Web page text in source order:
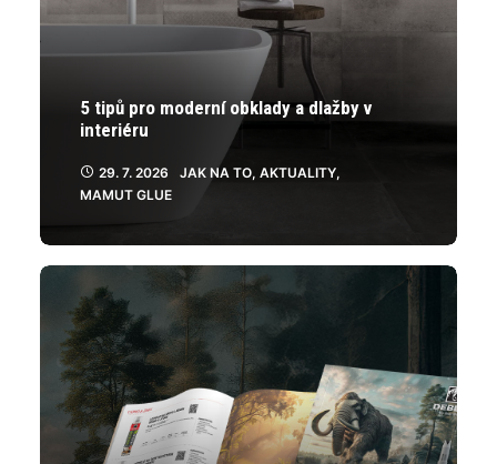
5 tipů pro moderní obklady a dlažby v
interiéru
29. 7. 2026 JAK NA TO, AKTUALITY,
MAMUT GLUE